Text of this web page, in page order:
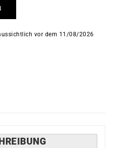
vor dem 11/08/2026